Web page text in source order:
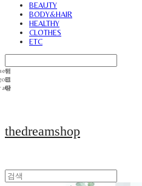
BEAUTY
BODY&HAIR
HEALTHY
CLOTHES
ETC
thedreamshop